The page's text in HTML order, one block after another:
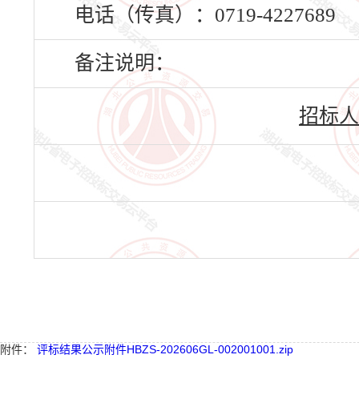
电话（传真）：0719-4227689
备注说明：
招标
附件： 评标结果公示附件HBZS-202606GL-002001001.zip